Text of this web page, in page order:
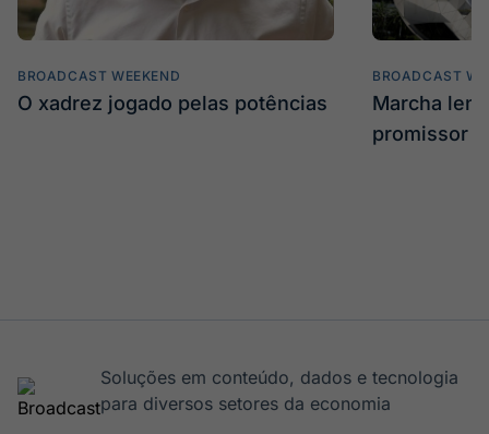
BROADCAST WEEKEND
O xadrez jogado pelas potências
BROADCAST
Marcha
promissor
Soluções em conteúdo, dados e tecnologia
para diversos setores da economia